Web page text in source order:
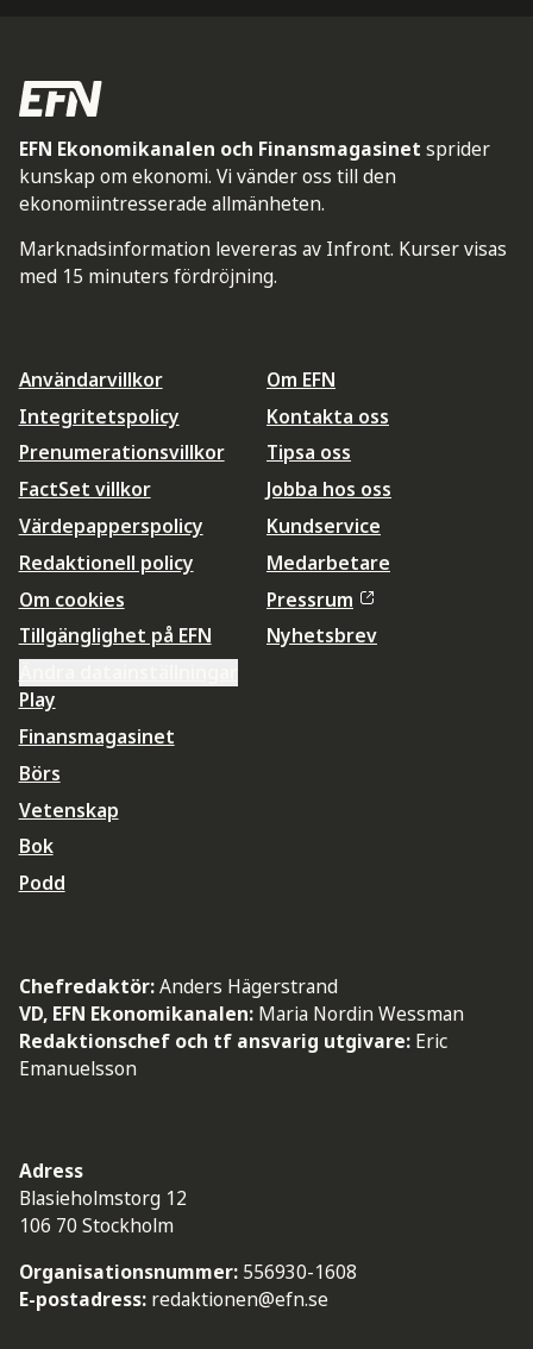
EFN Ekonomikanalen och Finansmagasinet sprider
kunskap om ekonomi. Vi vänder oss till den
ekonomiintresserade allmänheten.
Marknadsinformation levereras av Infront. Kurser visas
med 15 minuters fördröjning.
Användarvillkor
Integritetspolicy
Prenumerationsvillkor
FactSet villkor
Värdepapperspolicy
Redaktionell policy
Om cookies
Tillgänglighet på EFN
Om EFN
Kontakta oss
Tipsa oss
Jobba hos oss
Kundservice
Medarbetare
Pressrum
Nyhetsbrev
Play
Finansmagasinet
Börs
Vetenskap
Bok
Podd
Chefredaktör:Anders Hägerstrand
VD, EFN Ekonomikanalen: Maria Nordin Wessman
Redaktionschef och tf ansvarig utgivare: Eric
Emanuelsson
Adress
Blasieholmstorg 12
106 70 Stockholm
Organisationsnummer: 556930-1608
E-postadress: redaktionen@efn.se